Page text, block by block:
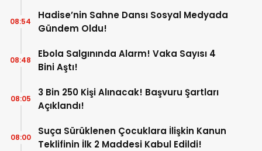
Hadise’nin Sahne Dansı Sosyal Medyada
Gündem Oldu!
08:54
Ebola Salgınında Alarm! Vaka Sayısı 4
Bini Aştı!
08:48
3 Bin 250 Kişi Alınacak! Başvuru Şartları
Açıklandı!
08:05
Suça Sürüklenen Çocuklara İlişkin Kanun
Teklifinin İlk 2 Maddesi Kabul Edildi!
08:00